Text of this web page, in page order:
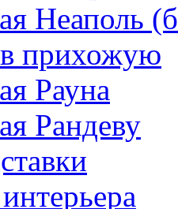
Неаполь
прихожую
Рауна
Рандеву